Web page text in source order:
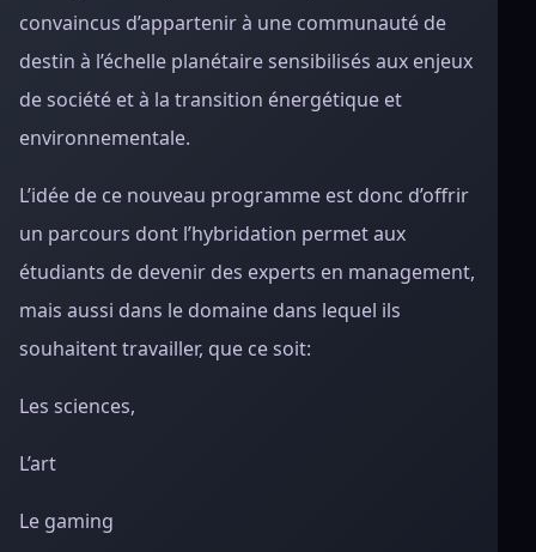
convaincus d’appartenir à une communauté de
destin à l’échelle planétaire sensibilisés aux enjeux
de société et à la transition énergétique et
environnementale.
L’idée de ce nouveau programme est donc d’offrir
un parcours dont l’hybridation permet aux
étudiants de devenir des experts en management,
mais aussi dans le domaine dans lequel ils
souhaitent travailler, que ce soit:
Les sciences,
L’art
Le gaming